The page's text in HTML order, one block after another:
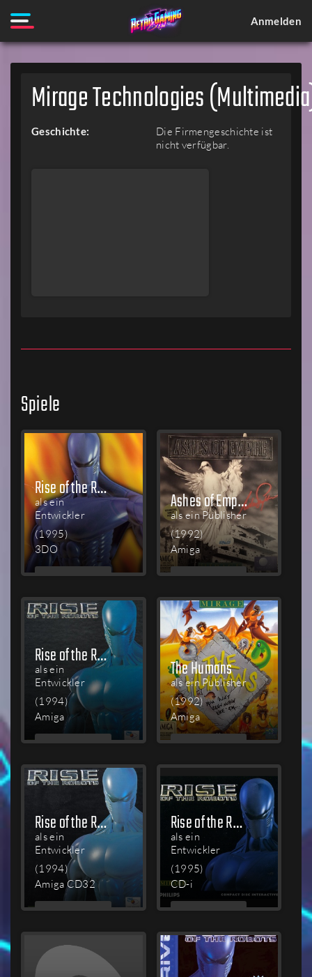
Anmelden
Mirage Technologies
Geschichte:
Die Firmengeschichte ist
nicht verfügbar.
Spiele
Rise of the Robots
als ein
Entwickler
(1995)
3DO
MEHR
Ashes of Empire
als ein Publisher
(1992)
Amiga
MEHR
Rise of the Robots
als ein
Entwickler
(1994)
Amiga
MEHR
The Humans
als ein Publisher
(1992)
Amiga
MEHR
Rise of the Robots
als ein
Entwickler
(1994)
Amiga CD32
MEHR
Rise of the Robots
als ein
Entwickler
(1995)
CD-i
MEHR